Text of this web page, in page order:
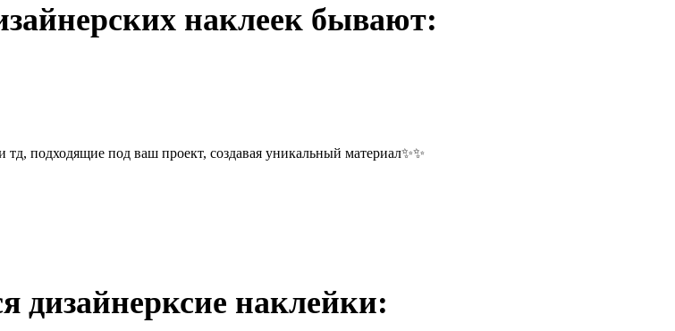
наклеек бывают:
подходящие под ваш проект, создавая уникальный материал✨✨
дизайнерксие наклейки: